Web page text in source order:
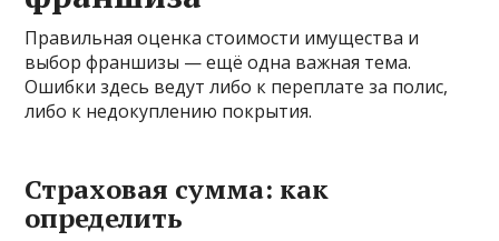
Правильная оценка стоимости имущества и
выбор франшизы — ещё одна важная тема.
Ошибки здесь ведут либо к переплате за полис,
либо к недокуплению покрытия.
Страховая сумма: как
определить